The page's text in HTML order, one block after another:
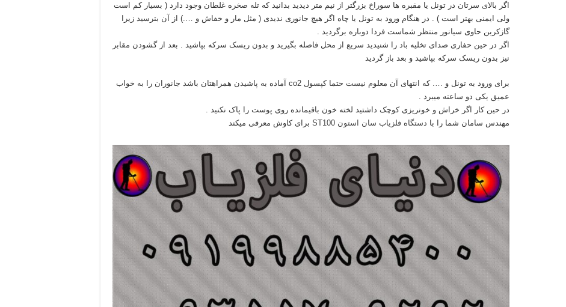
اگر بالای سرتان در تونل یا مقبره ها سوراخ بزرگتر از نیم متر دیدید بدانید که تله صخره غلطان وجود دارد ( بسیار کم است
ولی ایمنی بهتر است ) . در هنگام ورود به تونل یا چاه اگر هیچ جانوری ندیدی ( مثل مار و خفاش و ….) از آن بترسید زیرا
گازکربن حاوی سیانور منتظر شماست فردا دوباره برگردید .
اگر در حین حفاری صدای تخلیه باد را شنیدید سریع از محل فاصله بگیرید و بدون ریسک سرکه بپاشید . بعد از گشودن مقابر
نیز بدون ریسک سرکه بپاشید و بعد باز گردید
برای ورود به تونل و …. که انتهای آن معلوم نیست حتما کپسول co2 آماده به پاشیدن همراهتان باشد جانوران را به خواب
عمیق یکی دو ساعته میبرد .
در حین کار اگر خراش و خونریزی کوچک داشتید لخته خون باقیمانده روی پوست را پاک نکنید .
مهندس سامان شما را با دستگاه فلزیاب سان استون ST100 برای کاوش معرفی میکند